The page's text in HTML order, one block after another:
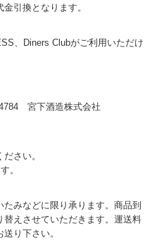
引換となります。
、Diners Clubがご利用いただけ
宮下酒造株式会社
さい。
。
みなどに限り承ります。商品到
えさせていただきます。運送料
り下さい。